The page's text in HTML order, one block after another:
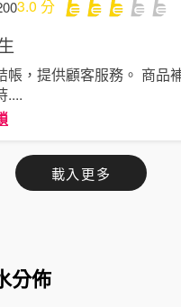
3.0 分
帳，提供顧客服務。 商品
....
載入更多
分佈